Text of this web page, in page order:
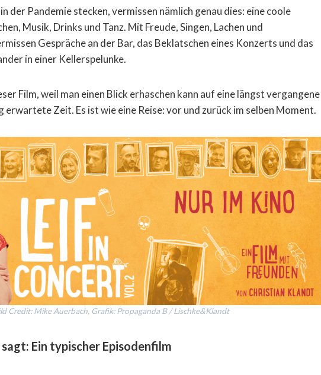
der Pandemie stecken, vermissen nämlich genau dies: eine coole
Musik, Drinks und Tanz. Mit Freude, Singen, Lachen und
Gespräche an der Bar, das Beklatschen eines Konzerts und das
in einer Kellerspelunke.
Film, weil man einen Blick erhaschen kann auf eine längst vergangene
erwartete Zeit. Es ist wie eine Reise: vor und zurück im selben Moment.
Credit: Mike Auerbach, Grafik: Propaganda B / Lischke&Klandt
Ein typischer Episodenfilm